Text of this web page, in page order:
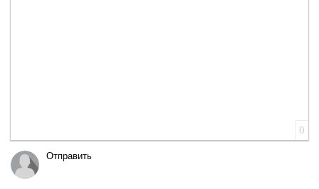
0
Отправить